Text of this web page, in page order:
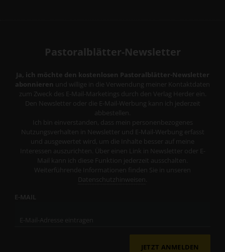
Pastoralblätter-Newsletter
Ja, ich möchte den kostenlosen Pastoralblätter-Newsletter
abonnieren und willige in die Verwendung meiner Kontaktdaten
zum Zweck des E-Mail-Marketings durch den Verlag Herder ein.
Den Newsletter oder die E-Mail-Werbung kann ich jederzeit
abbestellen.
Ich bin einverstanden, dass mein personenbezogenes
Nutzungsverhalten in Newsletter und E-Mail-Werbung erfasst
und ausgewertet wird, um die Inhalte besser auf meine
Interessen auszurichten. Über einen Link in Newsletter oder E-
Mail kann ich diese Funktion jederzeit ausschalten.
Weiterführende Informationen finden Sie in unseren
Datenschutzhinweisen
E-MAIL
JETZT ANMELDEN